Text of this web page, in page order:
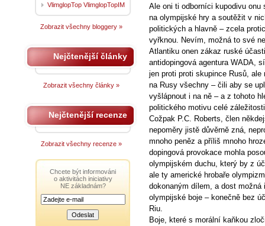
Ale oni ti odborníci kupodivu
na olympijské hry a soutěžit v
politických a hlavně – zcela
vyřknou. Nevím, možná to své
Atlantiku onen zákaz ruské
antidopingová agentura WADA,
jen proti proti skupince Rusů,
na Rusy všechny – čili aby se
vyšlápnout i na ně – a z tohoto
politického motivu celé
Cožpak P.C. Roberts, člen
nepoměry jistě důvěrně zná,
mnoho peněz a příliš mnoho
dopingová provokace mohla
olympijském duchu, který by z
ale ty americké hrobaře
dokonaným dílem, a dost
olympijské boje – konečně bez
Riu.
Boje, které s morální kaňkou
VlimglopTop VlimglopTopIM
Zobrazit všechny bloggery »
Nejčtenější články
Zobrazit všechny články »
Nejčtenější recenze
Zobrazit všechny recenze »
Chcete být informováni
o aktivitách iniciativy
NE základnám?